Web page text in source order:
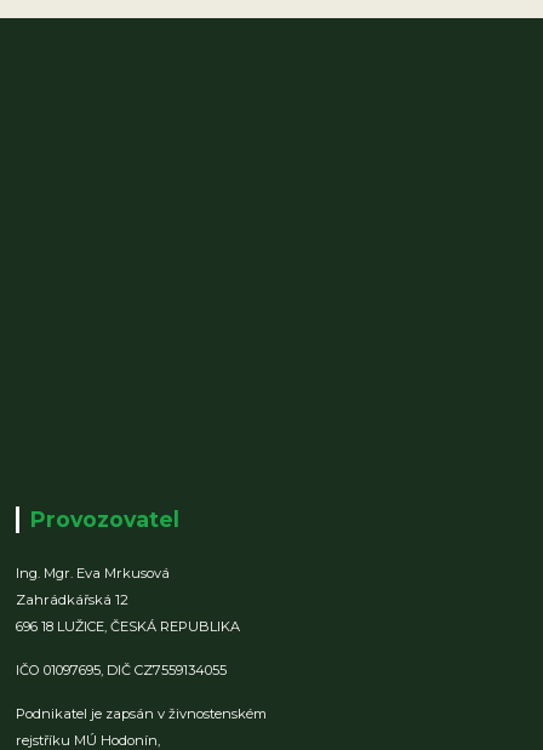
Provozovatel
Ing. Mgr. Eva Mrkusová
Zahrádkářská 12
696 18 LUŽICE,ČESKÁ REPUBLIKA
IČO 01097695, DIČ CZ7559134055
Podnikatel je zapsán v živnostenském
rejstříku MÚ Hodonín,